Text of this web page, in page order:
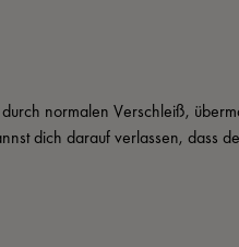
normalen Verschleiß,
dich darauf verlassen, dass